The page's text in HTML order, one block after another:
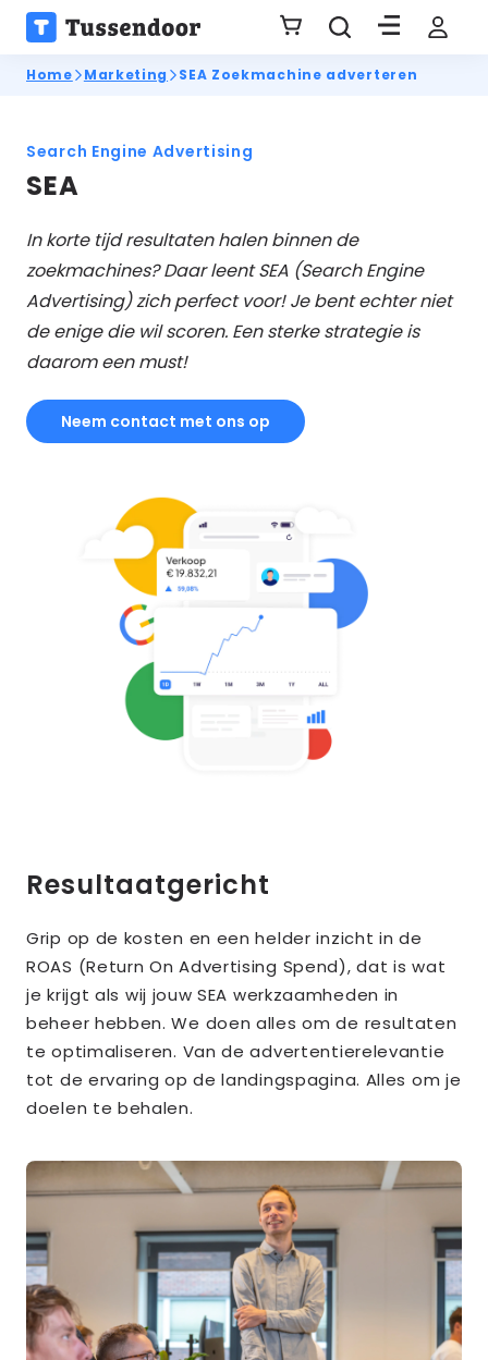
Home Marketing SEA Zoekmachine adverteren
Search Engine Advertising
SEA
In korte tijd resultaten halen binnen de
zoekmachines? Daar leent SEA (Search Engine
Advertising) zich perfect voor! Je bent echter niet
de enige die wil scoren. Een sterke strategie is
daarom een must!
Neem contact met ons op
Resultaatgericht
Grip op de kosten en een helder inzicht in de
ROAS (Return On Advertising Spend), dat is wat
je krijgt als wij jouw SEA werkzaamheden in
beheer hebben. We doen alles om de resultaten
te optimaliseren. Van de advertentierelevantie
tot de ervaring op de landingspagina. Alles om je
doelen te behalen.